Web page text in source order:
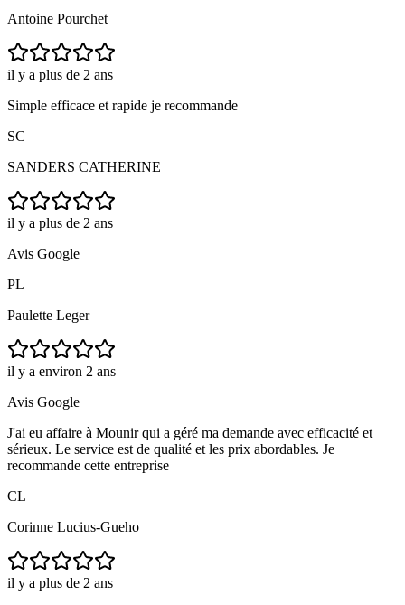
Antoine Pourchet
il y a plus de 2 ans
Simple efficace et rapide je recommande
SC
SANDERS CATHERINE
il y a plus de 2 ans
Avis Google
PL
Paulette Leger
il y a environ 2 ans
Avis Google
J'ai eu affaire à Mounir qui a géré ma demande avec efficacité et
sérieux. Le service est de qualité et les prix abordables. Je
recommande cette entreprise
CL
Corinne Lucius-Gueho
il y a plus de 2 ans